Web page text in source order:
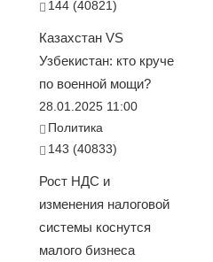
144 (40821)
Казахстан VS
Узбекистан: кто круче
по военной мощи?
28.01.2025 11:00
Политика
143 (40833)
Рост НДС и
изменения налоговой
системы коснутся
малого бизнеса